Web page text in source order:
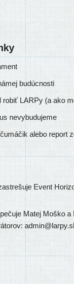
budúcnosti
LARPy (a ako
nevybudujeme
alebo report
Event
Matej Moško a